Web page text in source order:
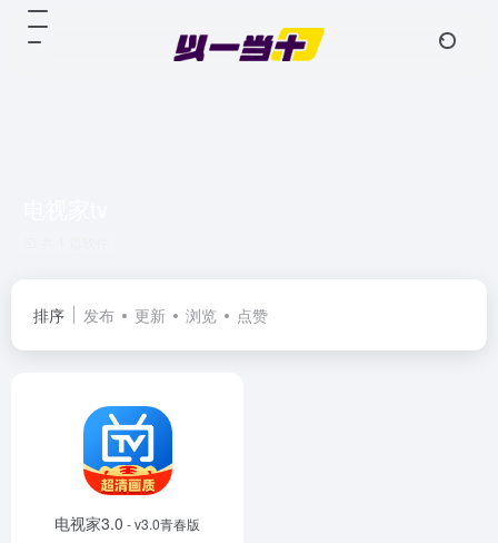
排序 发布 更新 浏览 点赞
电视家3.0 - v3.0青春版